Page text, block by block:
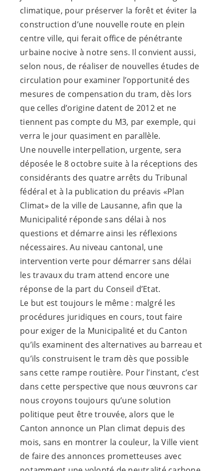
climatique, pour préserver la forêt et éviter la
construction d’une nouvelle route en plein
centre ville, qui ferait office de pénétrante
urbaine nocive à notre sens. Il convient aussi,
selon nous, de réaliser de nouvelles études de
circulation pour examiner l’opportunité des
mesures de compensation du tram, dès lors
que celles d’origine datent de 2012 et ne
tiennent pas compte du M3, par exemple, qui
verra le jour quasiment en parallèle.
Une nouvelle interpellation, urgente, sera
déposée le 8 octobre suite à la réceptions des
considérants des quatre arrêts du Tribunal
fédéral et à la publication du préavis «Plan
Climat» de la ville de Lausanne, afin que la
Municipalité réponde sans délai à nos
questions et démarre ainsi les réflexions
nécessaires. Au niveau cantonal, une
intervention verte pour démarrer sans délai
les travaux du tram attend encore une
réponse de la part du Conseil d’Etat.
Le but est toujours le même : malgré les
procédures juridiques en cours, tout faire
pour exiger de la Municipalité et du Canton
qu’ils examinent des alternatives au barreau et
qu’ils construisent le tram dès que possible
sans cette rampe routière. Pour l’instant, c’est
dans cette perspective que nous œuvrons car
nous croyons toujours qu’une solution
politique peut être trouvée, alors que le
Canton annonce un Plan climat depuis des
mois, sans en montrer la couleur, la Ville vient
de faire des annonces prometteuses avec